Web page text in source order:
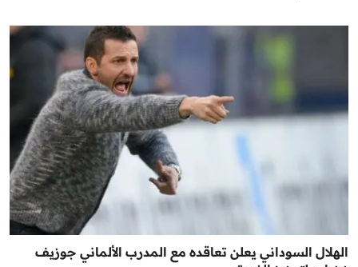
الهلال السوداني يعلن تعاقده مع المدرب الألماني جوزيف